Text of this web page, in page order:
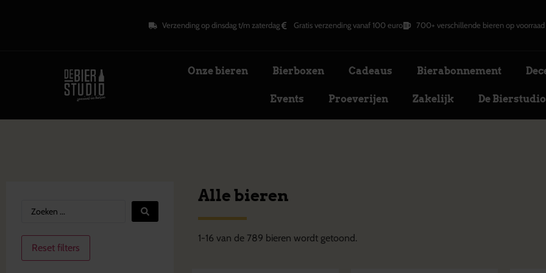
Verzending op dinsdag t/m zaterdag Gratis verzending vanaf 100 euro 700+ verschillende bieren op voorraad
Onze bieren Bierboxen Cadeaus Bierabonnement
Events Proeverijen Zakelijk De Bierstudio
Reset filters
Alle bieren
1-16 van de 789 bieren wordt getoond.